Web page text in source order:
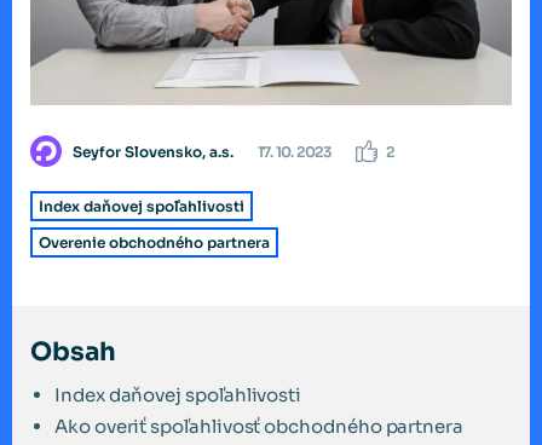
Seyfor Slovensko, a.s. 17. 10. 2023 2
Index daňovej spoľahlivosti
Overenie obchodného partnera
Obsah
Index daňovej spoľahlivosti
Ako overiť spoľahlivosť obchodného partnera